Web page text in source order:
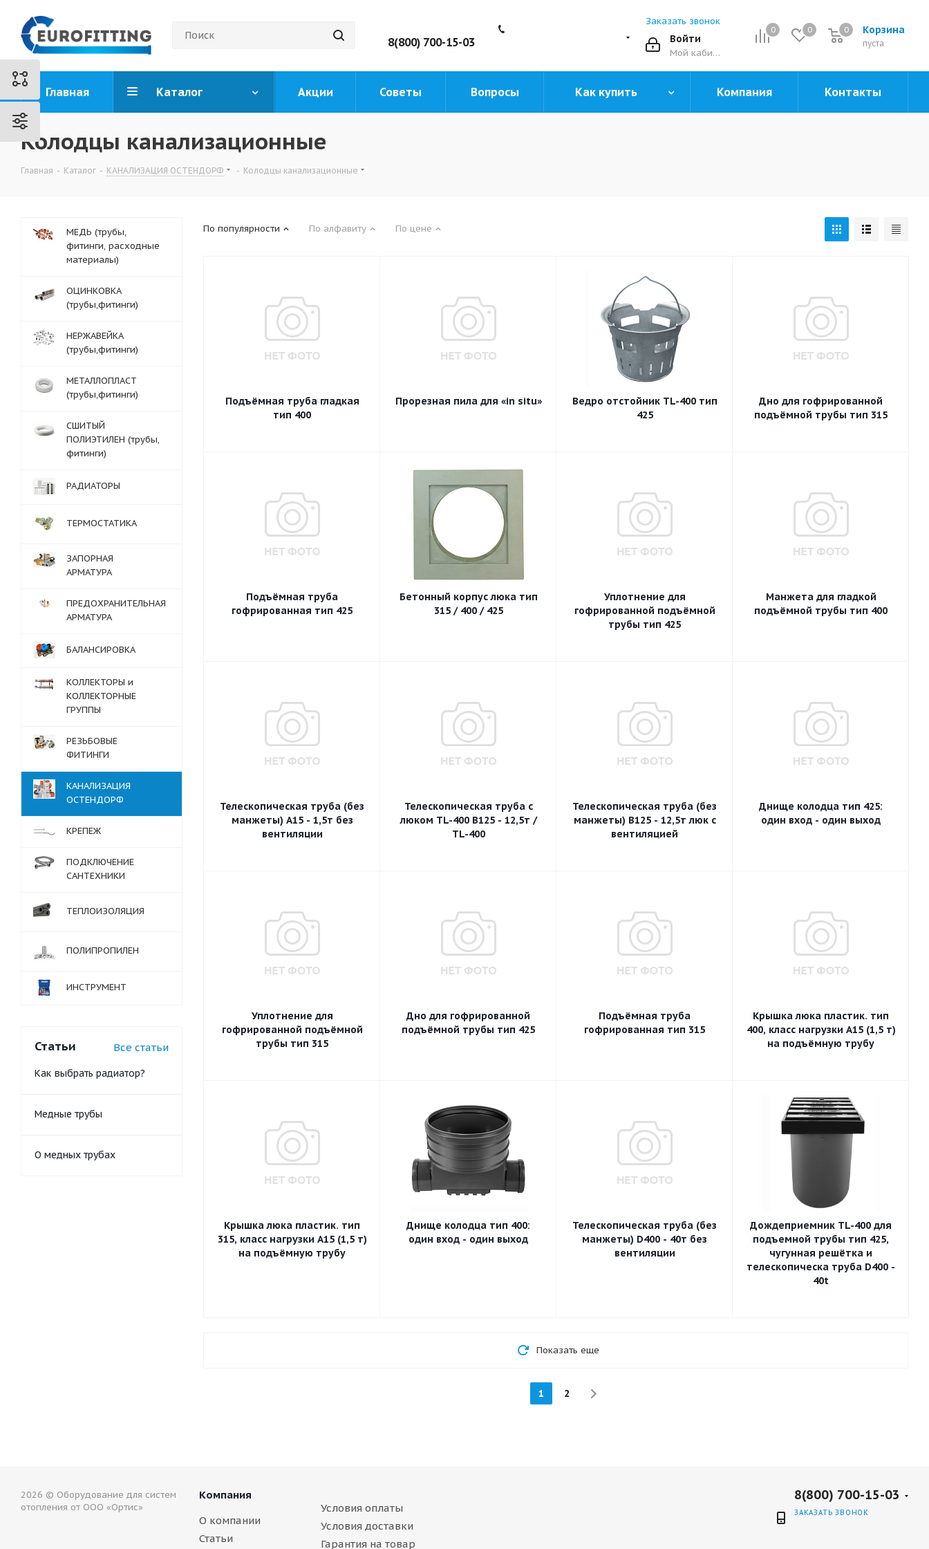
0 0 Корзина
0
пуста
0
Заказать звонок
Войти
Мой кабинет
8(800) 700-15-03
Главная Каталог Акции Советы Вопросы Как купить Компания Контакты
Колодцы канализационные
Главная - Каталог - КАНАЛИЗАЦИЯ ОСТЕНДОРФ - Колодцы канализационные
По популярности По алфавиту По цене
Подъёмная труба гладкая
тип 400
Прорезная пила для «in situ»
Ведро отстойник TL-400 тип
425
Дно для гофрированной
подъёмной трубы тип 315
Подъёмная труба
гофрированная тип 425
Бетонный корпус люка тип
315 / 400 / 425
Уплотнение для
гофрированной подъёмной
трубы тип 425
Манжета для гладкой
подъёмной трубы тип 400
Телескопическая труба (без
манжеты) A15 - 1,5т без
вентиляции
Телескопическая труба с
люком TL-400 B125 - 12,5т /
TL-400
Телескопическая труба (без
манжеты) B125 - 12,5т люк с
вентиляцией
Днище колодца тип 425:
один вход - один выход
Уплотнение для
гофрированной подъёмной
трубы тип 315
Дно для гофрированной
подъёмной трубы тип 425
Подъёмная труба
гофрированная тип 315
Крышка люка пластик. тип
400, класс нагрузки A15 (1,5 т)
на подъёмную трубу
Крышка люка пластик. тип
315, класс нагрузки A15 (1,5 т)
на подъёмную трубу
Днище колодца тип 400:
один вход - один выход
Телескопическая труба (без
манжеты) D400 - 40т без
вентиляции
Дождеприемник TL-400 для
подъемной трубы тип 425,
чугунная решётка и
телескопическа труба D400 -
40t
Показать еще
1 2
МЕДЬ (трубы,
фитинги, расходные
материалы)
ОЦИНКОВКА
(трубы,фитинги)
НЕРЖАВЕЙКА
(трубы,фитинги)
МЕТАЛЛОПЛАСТ
(трубы,фитинги)
СШИТЫЙ
ПОЛИЭТИЛЕН (трубы,
фитинги)
РАДИАТОРЫ
ТЕРМОСТАТИКА
ЗАПОРНАЯ
АРМАТУРА
ПРЕДОХРАНИТЕЛЬНАЯ
АРМАТУРА
БАЛАНСИРОВКА
КОЛЛЕКТОРЫ и
КОЛЛЕКТОРНЫЕ
ГРУППЫ
РЕЗЬБОВЫЕ
ФИТИНГИ
КАНАЛИЗАЦИЯ
ОСТЕНДОРФ
КРЕПЕЖ
ПОДКЛЮЧЕНИЕ
САНТЕХНИКИ
ТЕПЛОИЗОЛЯЦИЯ
ПОЛИПРОПИЛЕН
ИНСТРУМЕНТ
Статьи Все статьи
Как выбрать радиатор?
Медные трубы
О медных трубах
2026 © Оборудование для систем
отопления от ООО «Ортис»
Компания
О компании
Статьи
Условия оплаты
Условия доставки
Гарантия на товар
8(800) 700-15-03
ЗАКАЗАТЬ ЗВОНОК